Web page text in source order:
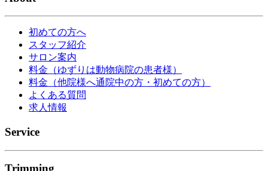
初めての方へ
スタッフ紹介
サロン案内
料金（ゆずりは動物病院の患者様）
料金（他院様へ通院中の方・初めての方）
よくある質問
求人情報
Service